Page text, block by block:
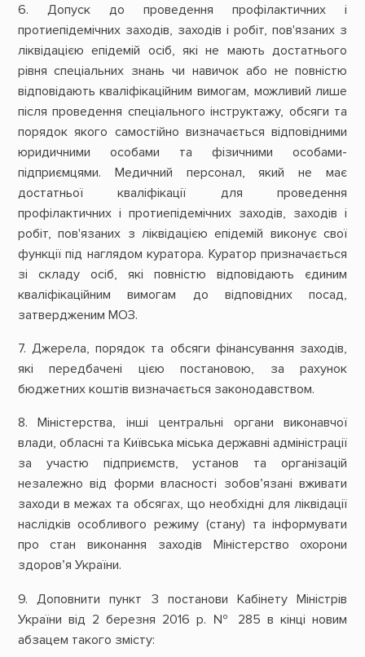
6. Допуск до проведення профілактичних і
протиепідемічних заходів, заходів і робіт, пов'язаних з
ліквідацією епідемій осіб, які не мають достатнього
рівня спеціальних знань чи навичок або не повністю
відповідають кваліфікаційним вимогам, можливий лише
після проведення спеціального інструктажу, обсяги та
порядок якого самостійно визначається відповідними
юридичними особами та фізичними особами-
підприємцями. Медичний персонал, який не має
достатньої кваліфікації для проведення
профілактичних і протиепідемічних заходів, заходів і
робіт, пов'язаних з ліквідацією епідемій виконує свої
функції під наглядом куратора. Куратор призначається
зі складу осіб, які повністю відповідають єдиним
кваліфікаційним вимогам до відповідних посад,
затвердженим МОЗ.
7. Джерела, порядок та обсяги фінансування заходів,
які передбачені цією постановою, за рахунок
бюджетних коштів визначається законодавством.
8. Міністерства, інші центральні органи виконавчої
влади, обласні та Київська міська державні адміністрації
за участю підприємств, установ та організацій
незалежно від форми власності зобов’язані вживати
заходи в межах та обсягах, що необхідні для ліквідації
наслідків особливого режиму (стану) та інформувати
про стан виконання заходів Міністерство охорони
здоров’я України.
9. Доповнити пункт 3 постанови Кабінету Міністрів
України від 2 березня 2016 р. № 285 в кінці новим
абзацем такого змісту: